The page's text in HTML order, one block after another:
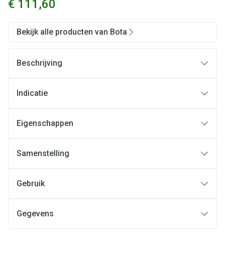
€ 111,60
Bekijk alle producten van Bota
Beschrijving
Indicatie
Eigenschappen
Samenstelling
Gebruik
Gegevens